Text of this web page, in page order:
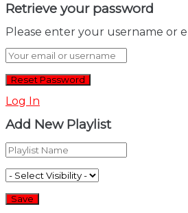
Retrieve your password
Please enter your username or
Log In
Add New Playlist